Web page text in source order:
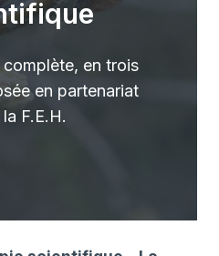
en trois
en partenariat
F.E.H.